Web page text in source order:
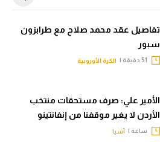
تفاصيل عقد محمد صلاح مع طرابزون
سبور
الكرة الأوروبية
الأمير علي: صرف مستحقات منتخب
الأردن لا يغير موقفنا من إنفانتينو
ساعة | آسيا